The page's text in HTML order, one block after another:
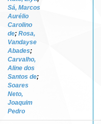
Sá, Marcos
Aurélio
Carolino
de; Rosa,
Vandayse
Abades;
Carvalho,
Aline dos
Santos de;
Soares
Neto,
Joaquim
Pedro